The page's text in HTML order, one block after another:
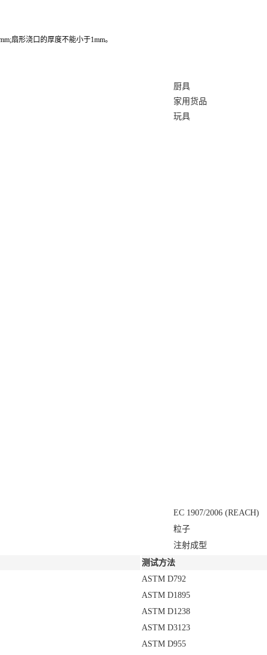
扇形浇口的厚度不能小于1mm。
厨具
家用货品
玩具
EC 1907/2006 (REACH)
粒子
注射成型
测试方法
ASTM D792
ASTM D1895
ASTM D1238
ASTM D3123
ASTM D955